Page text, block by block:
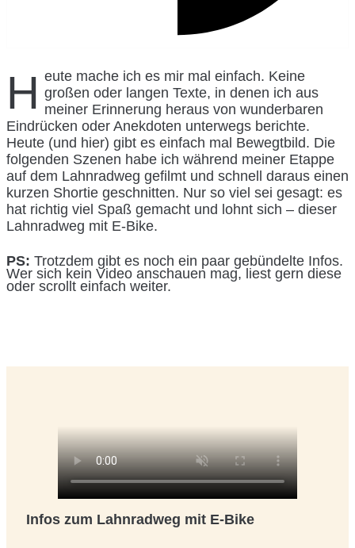
Heute mache ich es mir mal einfach. Keine großen oder langen Texte, in denen ich aus
meiner Erinnerung heraus von wunderbaren
Eindrücken oder Anekdoten unterwegs berichte.
Heute (und hier) gibt es einfach mal Bewegtbild. Die
folgenden Szenen habe ich während meiner Etappe
auf dem Lahnradweg gefilmt und schnell daraus einen
kurzen Shortie geschnitten. Nur so viel sei gesagt: es
hat richtig viel Spaß gemacht und lohnt sich – dieser
Lahnradweg mit E-Bike.
PS: Trotzdem gibt es noch ein paar gebündelte Infos.
Wer sich kein Video anschauen mag, liest gern diese
oder scrollt einfach weiter.
Infos zum Lahnradweg mit E-Bike